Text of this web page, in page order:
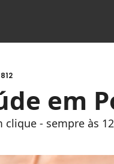
em
- sempre às